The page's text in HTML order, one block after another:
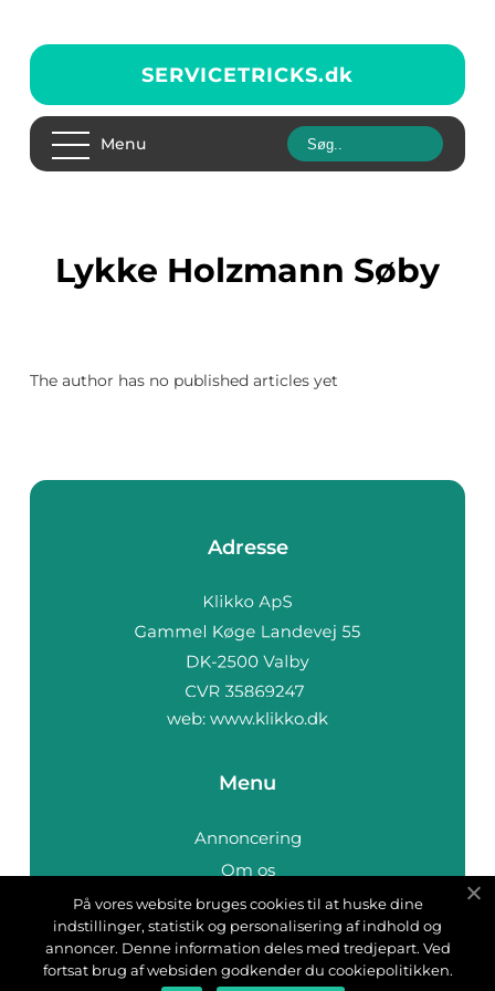
SERVICETRICKS.dk
Menu
Lykke Holzmann Søby
The author has no published articles yet
Adresse
web: www.klikko.dk
Menu
Annoncering
Om os
Cookies
Kontakt os
Sitemap
På vores website bruges cookies til at huske dine
indstillinger, statistik og personalisering af indhold og
annoncer. Denne information deles med tredjepart. Ved
fortsat brug af websiden godkender du cookiepolitikken.